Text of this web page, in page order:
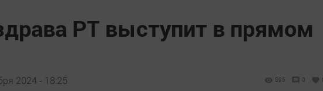
РТ выступит в прямом
2024 - 18:25 595 0